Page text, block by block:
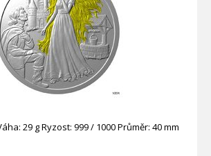
29 g Ryzost: 999 / 1000 Průměr: 40 mm